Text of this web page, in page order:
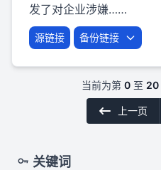
发了对企业涉嫌……
源链接 备份链接
当前为第 0 至 20
上一页
关键词